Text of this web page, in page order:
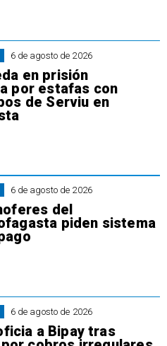
6 de agosto de 2026
en prisión
por estafas con
de Serviu en
6 de agosto de 2026
del
piden sistema
6 de agosto de 2026
a Bipay tras